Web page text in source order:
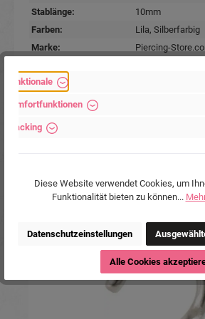
Stablänge:
10mm
Farben:
Lila, Silberfarbig
Marke:
Piercing-
Wehrhainer
%
Funktionale
Komfortfunktionen
Tracking
Diese Website verwendet Cookies, um
Funktionalität bieten zu können...
Datenschutzeinstellungen
Alle Cookies